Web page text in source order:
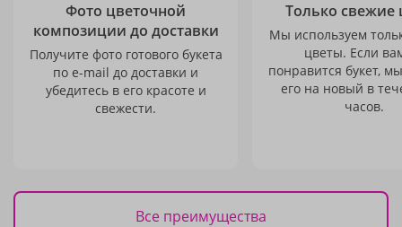
Фото цветочной
композиции до доставки
Получите фото готового букета
по e-mail до доставки и
убедитесь в его красоте и
свежести.
Только свежие
Мы используем
цветы. Если
понравится букет,
его на новый в
часов.
Все преимущества